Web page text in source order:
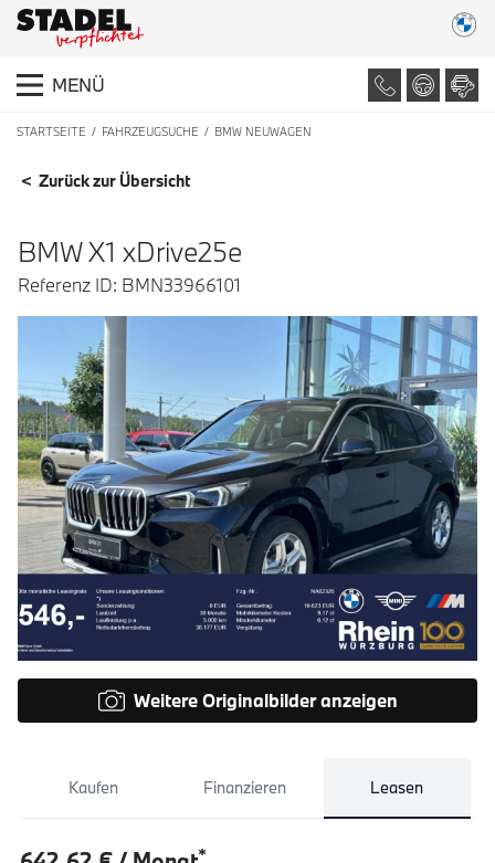
MENÜ
STARTSEITE FAHRZEUGSUCHE BMW NEUWAGEN
FAHRZEUGDETAILS
< Zurück zur Übersicht
BMW X1 xDrive25e
Referenz ID: BMN33966101
Weitere Originalbilder anzeigen
Kaufen Finanzieren Leasen
*